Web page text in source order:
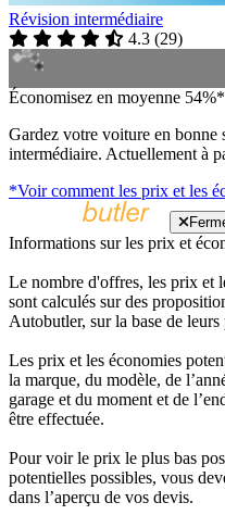
Révision intermédiaire
4.3 (29)
Économisez en moyenne 54%*
Gardez votre voiture en bonne
intermédiaire. Actuellement à
*Voir comment les prix et les
Informations sur les prix et
Le nombre d'offres, les prix et
sont calculés sur des
Autobutler, sur la base de
Les prix et les économies
la marque, du modèle, de
garage et du moment et de
être effectuée.
Pour voir le prix le plus bas
potentielles possibles, vous
dans l’aperçu de vos devis.